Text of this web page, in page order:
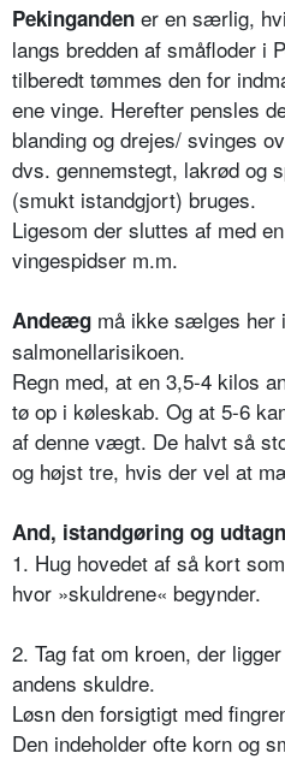
Pekinganden er en særlig,
langs bredden af småfloder i
tilberedt tømmes den for
ene vinge. Herefter pensles
blanding og drejes/ svinges
dvs. gennemstegt, lakrød og
(smukt istandgjort) bruges.
Ligesom der sluttes af med
vingespidser m.m.
Andeæg må ikke sælges her
salmonellarisikoen.
Regn med, at en 3,5-4 kilos
tø op i køleskab. Og at 5-6
af denne vægt. De halvt så
og højst tre, hvis der vel at
And, istandgøring og
1. Hug hovedet af så kort
hvor »skuldrene« begynder.
2. Tag fat om kroen, der
andens skuldre.
Løsn den forsigtigt med
Den indeholder ofte korn og